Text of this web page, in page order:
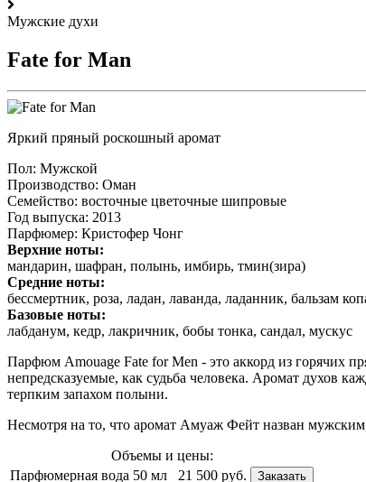
Мужские духи
Fate for Man
Яркий пряный роскошный аромат
Пол: Мужской
Производство: Оман
Семейство: восточные цветочные шипровые
Год выпуска: 2013
Парфюмер: Кристофер Чонг
Верхние ноты:
мандарин, шафран, полынь, имбирь, тмин(зира)
Средние ноты:
бессмертник, роза, ладан, лаванда, ладанник, бальзам
Базовые ноты:
лабданум, кедр, лакричник, бобы тонка, сандал, мускус
Парфюм Amouage Fate for Men - это аккорд из горячих
непредсказуемые, как судьба человека. Аромат духов
терпким запахом полыни.
Несмотря на то, что аромат Амуаж Фейт назван
Объемы и цены:
Парфюмерная вода 50 мл
21 500 руб. Заказать